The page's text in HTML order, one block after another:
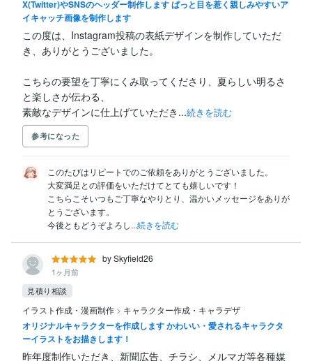
X(Twitter)やSNSのヘッダー制作します ぱっと目を惹く親しみやすいア
イキャッチ画像を制作します
この度は、Instagram投稿の表紙デザインを制作していただ
き、ありがとうございました。
こちらの要望を丁寧にくみ取ってくださり、夏らしい明るさ
と楽しさが伝わる、
素敵なデザインに仕上げていただき...続きを読む
参考になった
このたびはリピートでのご依頼をありがとうございました。
大変満足との評価をいただけてとても嬉しいです！
こちらこそいつもご丁寧なやりとり、温かいメッセージをありが
とうございます。
今後ともどうぞよろし...続きを読む
by Skyfield26
1ヶ月前
見積り相談
イラスト作成・漫画制作 > キャラクター作成・キャラデザ
オリジナルキャラクターを作成します かわいい・愛されるキャラクタ
ーイラストをお描きします！
昨年度制作いただき、新聞広告、チラシ、メルマガ等各種媒